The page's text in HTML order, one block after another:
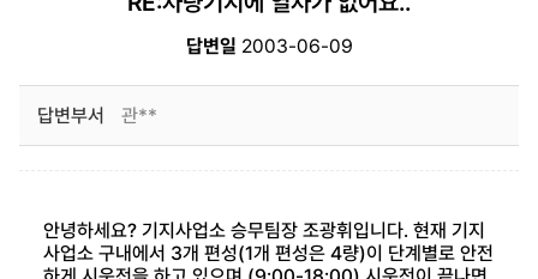
답변일 2003-06-09
답변부서 관**
안녕하세요? 기지사업소 승무팀장 조광휘입니다. 현재 기지
사업소 구내에서 3개 편성(1개 편성은 4량)이 단계별로 안전